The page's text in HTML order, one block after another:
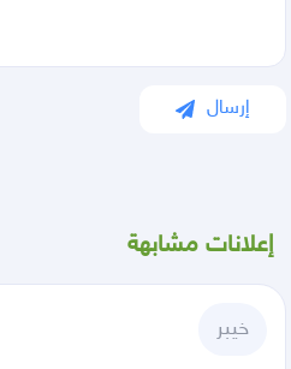
إعلانات مشابهة
إرسال
خيبر